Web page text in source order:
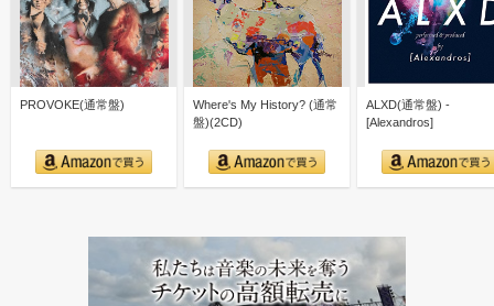
PROVOKE(通常盤)
Where's My History? (通常
盤)(2CD)
ALXD(通常盤) -
[Alexandros]